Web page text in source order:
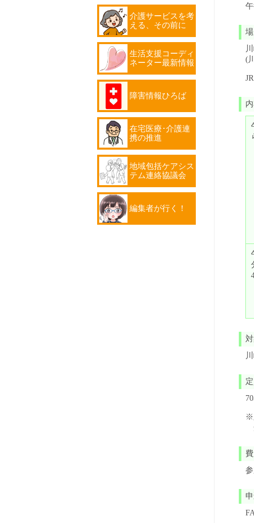
介護サービスを考
える、その前に
生活支援コーディ
ネーター最新情報
障害情報ひろば
在宅医療･介護連
携の推進
地域包括ケアシス
テム連絡協議会
編集者が行く！
(
※